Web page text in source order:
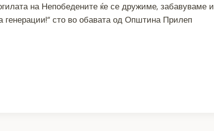
на Непобедените ќе се дружиме, забавуваме и
генерации!“ сто во обавата од Општина Прилеп